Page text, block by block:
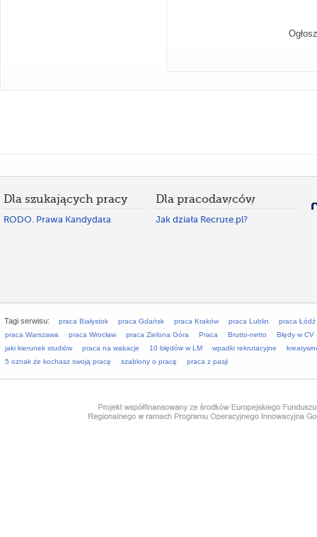
Dla szukających pracy
RODO. Prawa Kandydata
Dla pracodawców
Jak działa Recrute.pl?
Tagi serwisu: praca Białystok praca Gdańsk praca Kraków praca Lublin
praca Łódź
praca Warszawa
praca Wrocław praca Zielona Góra Praca Brutto-netto
Błędy w CV
jaki kierunek studiów
praca na wakacje 10 błędów w LM wpadki rekrutacyjne
5 oznak że kochasz swoją pracę
szablony o pracę praca z pasji